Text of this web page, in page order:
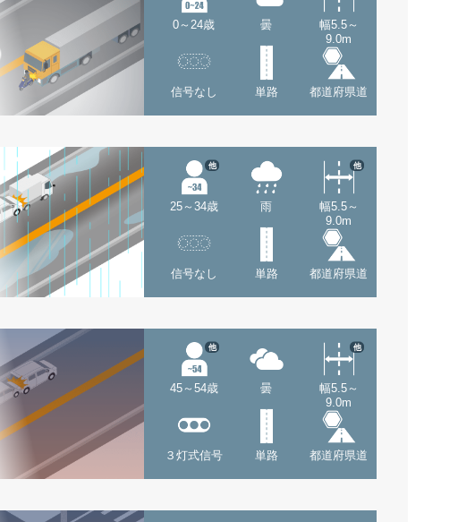
0～24歳 曇
幅5.5～
9.0m
信号なし 単路 都道府県道
25～34歳
他
雨
幅5.5～
9.0m
他
信号なし 単路 都道府県道
45～54歳
他
曇
幅5.5～
9.0m
他
３灯式信号 単路 都道府県道